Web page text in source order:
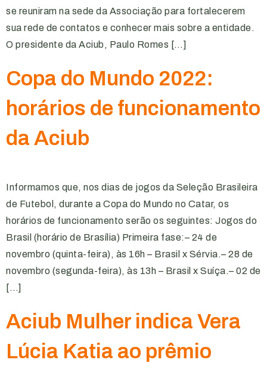
se reuniram na sede da Associação para fortalecerem
sua rede de contatos e conhecer mais sobre a entidade.
O presidente da Aciub, Paulo Romes […]
Copa do Mundo 2022:
horários de funcionamento
da Aciub
Informamos que, nos dias de jogos da Seleção Brasileira
de Futebol, durante a Copa do Mundo no Catar, os
horários de funcionamento serão os seguintes: Jogos do
Brasil (horário de Brasília) Primeira fase:– 24 de
novembro (quinta-feira), às 16h – Brasil x Sérvia.– 28 de
novembro (segunda-feira), às 13h – Brasil x Suíça.– 02 de
[…]
Aciub Mulher indica Vera
Lúcia Katia ao prêmio